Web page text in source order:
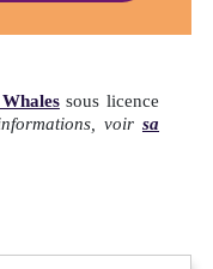
sous licence
voir sa